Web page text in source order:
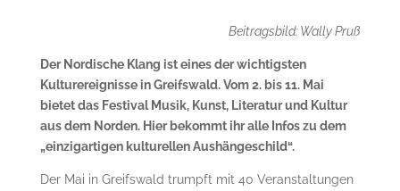
Beitragsbild: Wally Pruß
Der Nordische Klang ist eines der wichtigsten
Kulturereignisse in Greifswald. Vom 2. bis 11. Mai
bietet das Festival Musik, Kunst, Literatur und Kultur
aus dem Norden. Hier bekommt ihr alle Infos zu dem
„einzigartigen kulturellen Aushängeschild“.
Der Mai in Greifswald trumpft mit 40 Veranstaltungen